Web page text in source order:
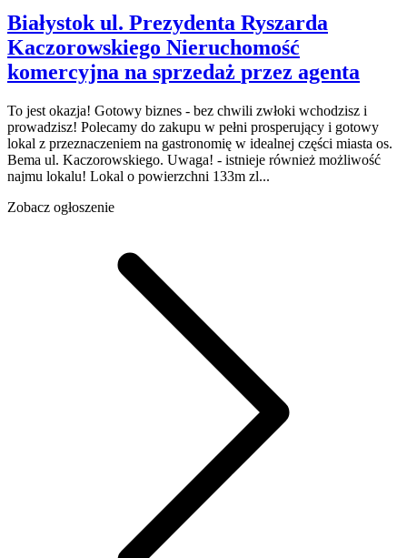
Białystokul. Prezydenta Ryszarda
Kaczorowskiego Nieruchomość
komercyjna na sprzedaż przez agenta
To jest okazja! Gotowy biznes - bez chwili zwłoki wchodzisz i
prowadzisz! Polecamy do zakupu w pełni prosperujący i gotowy
lokal z przeznaczeniem na gastronomię w idealnej części miasta os.
Bema ul. Kaczorowskiego. Uwaga! - istnieje również możliwość
najmu lokalu! Lokal o powierzchni 133m zl...
Zobacz ogłoszenie